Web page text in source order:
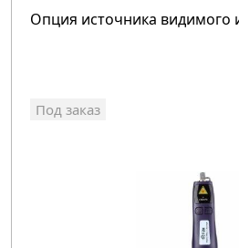
Опция источника видимого
Под заказ